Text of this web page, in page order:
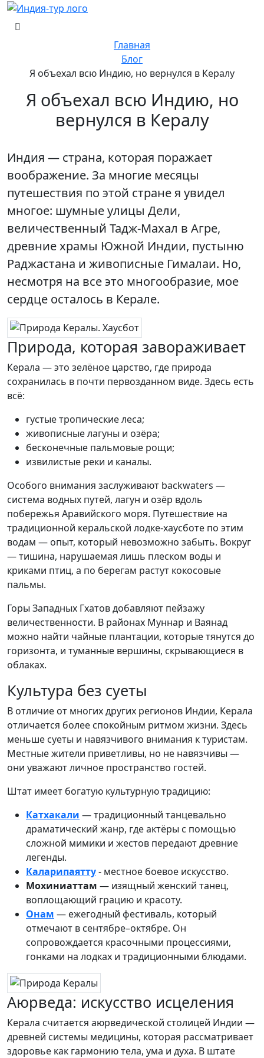
Я объехал всю Индию, но
вернулся в Кералу
Главная
Блог
Я объехал всю Индию, но вернулся в Кералу
Индия — страна, которая поражает
воображение. За многие месяцы
путешествия по этой стране я увидел
многое: шумные улицы Дели,
величественный Тадж-Махал в Агре,
древние храмы Южной Индии, пустыню
Раджастана и живописные Гималаи. Но,
несмотря на все это многообразие, мое
сердце осталось в Керале.
Природа, которая завораживает
Керала — это зелёное царство, где природа
сохранилась в почти первозданном виде. Здесь есть
всё:
густые тропические леса;
живописные лагуны и озёра;
бесконечные пальмовые рощи;
извилистые реки и каналы.
Особого внимания заслуживают backwaters —
система водных путей, лагун и озёр вдоль
побережья Аравийского моря. Путешествие на
традиционной керальской лодке-хаусботе по этим
водам — опыт, который невозможно забыть. Вокруг
— тишина, нарушаемая лишь плеском воды и
криками птиц, а по берегам растут кокосовые
пальмы.
Горы Западных Гхатов добавляют пейзажу
величественности. В районах Муннар и Ваянад
можно найти чайные плантации, которые тянутся до
горизонта, и туманные вершины, скрывающиеся в
облаках.
Культура без суеты
В отличие от многих других регионов Индии, Керала
отличается более спокойным ритмом жизни. Здесь
меньше суеты и навязчивого внимания к туристам.
Местные жители приветливы, но не навязчивы —
они уважают личное пространство гостей.
Штат имеет богатую культурную традицию:
Катхакали — традиционный танцевально
драматический жанр, где актёры с помощью
сложной мимики и жестов передают древние
легенды.
Каларипаятту- местное боевое искусство.
Мохиниаттам — изящный женский танец,
воплощающий грацию и красоту.
Онам — ежегодный фестиваль, который
отмечают в сентябре–октябре. Он
сопровождается красочными процессиями,
гонками на лодках и традиционными блюдами.
Аюрведа: искусство исцеления
Керала считается аюрведической столицей Индии —
древней системы медицины, которая рассматривает
здоровье как гармонию тела, ума и духа. В штате